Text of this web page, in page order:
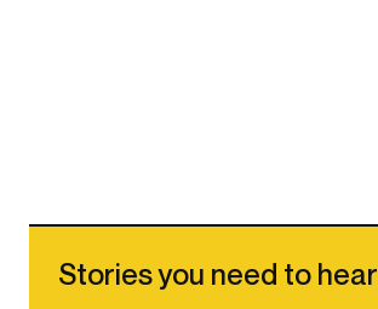
Stories you need to hear